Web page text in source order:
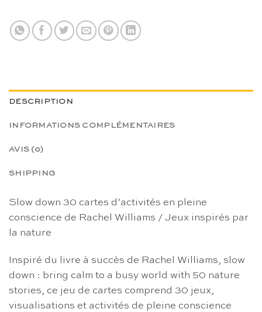
DESCRIPTION
INFORMATIONS COMPLÉMENTAIRES
AVIS (0)
SHIPPING
Slow down 30 cartes d’activités en pleine
conscience de Rachel Williams / Jeux inspirés par
la nature
Inspiré du livre à succès de Rachel Williams, slow
down : bring calm to a busy world with 50 nature
stories, ce jeu de cartes comprend 30 jeux,
visualisations et activités de pleine conscience